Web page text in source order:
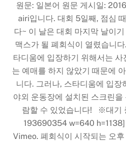
원문: 일본어 원문 게시일:
airi입니다. 대회 5일째, 점심
다~ 이 날은 대회 마지막 날이
맥스가 될 폐회식이 열렸습니
타디움에 입장하기 위해서는 사
는 예매를 하지 않았기 때문에
니다. 그러나, 스타디움에 입장
야외 운동장에 설치된 스크린
람할 수 있었습니다! ※대기
193690354 w=640
Vimeo. 폐회식이 시작되는 오